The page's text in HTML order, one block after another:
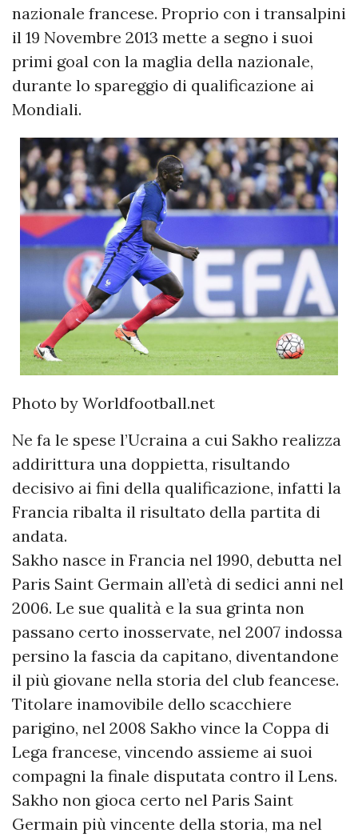
nazionale francese. Proprio con i transalpini
il 19 Novembre 2013 mette a segno i suoi
primi goal con la maglia della nazionale,
durante lo spareggio di qualificazione ai
Mondiali.
Photo by Worldfootball.net
Ne fa le spese l’Ucraina a cui Sakho realizza
addirittura una doppietta, risultando
decisivo ai fini della qualificazione, infatti la
Francia ribalta il risultato della partita di
andata.
Sakho nasce in Francia nel 1990, debutta nel
Paris Saint Germain all’età di sedici anni nel
2006. Le sue qualità e la sua grinta non
passano certo inosservate, nel 2007 indossa
persino la fascia da capitano, diventandone
il più giovane nella storia del club feancese.
Titolare inamovibile dello scacchiere
parigino, nel 2008 Sakho vince la Coppa di
Lega francese, vincendo assieme ai suoi
compagni la finale disputata contro il Lens.
Sakho non gioca certo nel Paris Saint
Germain più vincente della storia, ma nel